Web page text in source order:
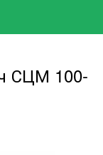
СЦМ 100-